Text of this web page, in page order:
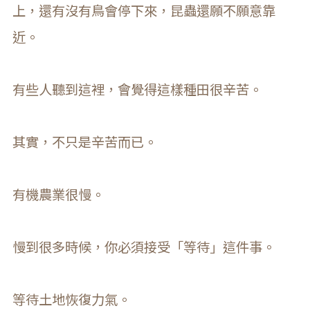
上，還有沒有鳥會停下來，昆蟲還願不願意靠
近。
有些人聽到這裡，會覺得這樣種田很辛苦。
其實，不只是辛苦而已。
有機農業很慢。
慢到很多時候，你必須接受「等待」這件事。
等待土地恢復力氣。